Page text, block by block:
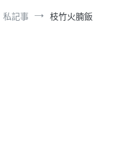
私記事 枝竹火腩飯